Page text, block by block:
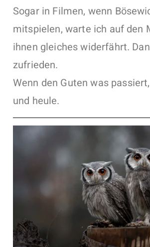
Sogar in Filmen, wenn
mitspielen, warte ich auf den
ihnen gleiches widerfährt.
zufrieden.
Wenn den Guten was
und heule.